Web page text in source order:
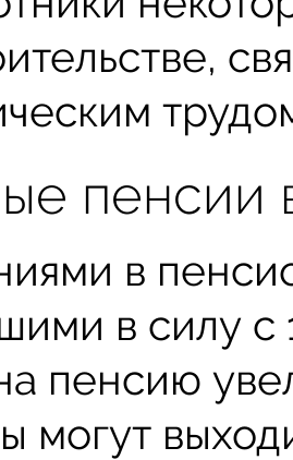
пенсии
в
в силу с
пенсию
могут